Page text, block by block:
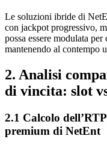
Le soluzioni ibride di
con jackpot progressivo,
possa essere modulata
mantenendo al contempo
2. Analisi
di vincita: slot
2.1 Calcolo
premium di NetEnt